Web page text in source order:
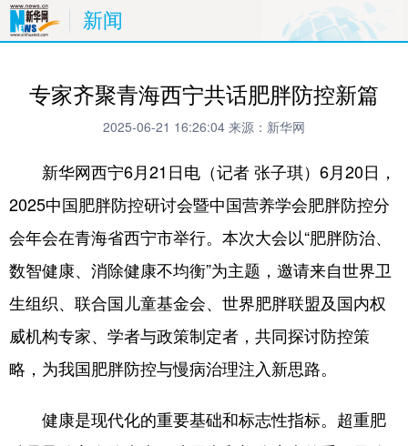
新闻
专家齐聚青海西宁共话肥胖防控新篇
2025-06-21 16:26:04 来源：新华网
新华网西宁6月21日电（记者 张子琪）6月20日，
2025中国肥胖防控研讨会暨中国营养学会肥胖防控分
会年会在青海省西宁市举行。本次大会以“肥胖防治、
数智健康、消除健康不均衡”为主题，邀请来自世界卫
生组织、联合国儿童基金会、世界肥胖联盟及国内权
威机构专家、学者与政策制定者，共同探讨防控策
略，为我国肥胖防控与慢病治理注入新思路。
健康是现代化的重要基础和标志性指标。超重肥